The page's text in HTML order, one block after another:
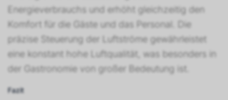
Energieverbrauchs und erhöht gleichzeitig den
Komfort für die Gäste und das Personal. Die
präzise Steuerung der Luftströme gewährleistet
eine konstant hohe Luftqualität, was besonders in
der Gastronomie von großer Bedeutung ist.
Fazit